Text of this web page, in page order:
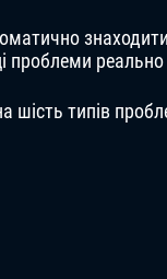
проблеми
шість типів